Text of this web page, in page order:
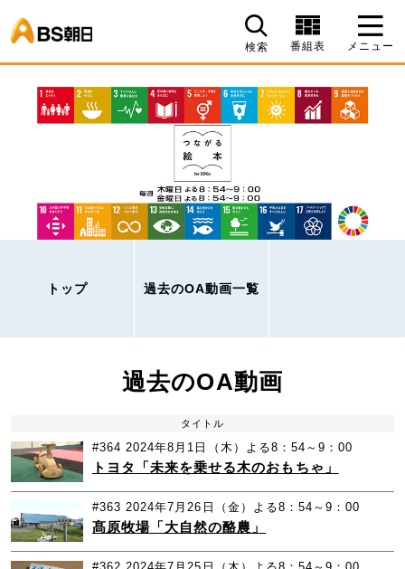
検索 番組表 メニュー
トップ 過去のOA動画一覧
過去のOA動画
タイトル
#364 2024年8月1日（木）よる8：54～9：00
トヨタ「未来を乗せる木のおもちゃ」
#363 2024年7月26日（金）よる8：54～9：00
髙原牧場「大自然の酪農」